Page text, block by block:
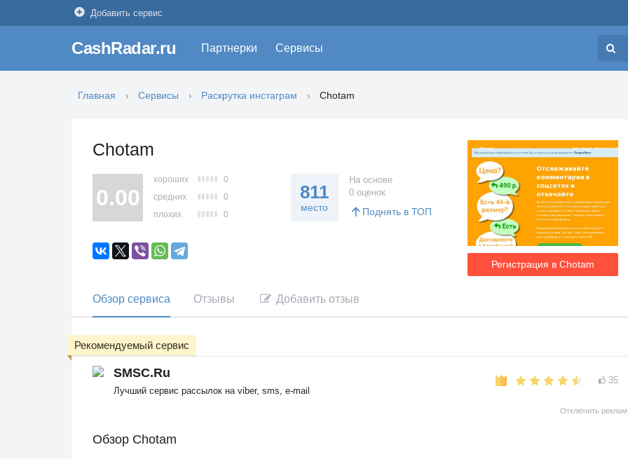
Добавить сервис
CashRadar.ru Партнерки Сервисы
Главная Сервисы Раскрутка инстаграм Chotam
Chotam
Регистрация в Chotam
0.00
хороших
0
средних
0
плохих
0
811
место
На основе
0 оценок
Поднять в ТОП
Обзор сервиса Отзывы Добавить отзыв
SMSC.Ru
Лучший сервис рассылок на viber, sms, e-mail
35
Рекомендуемый сервис
Отключить
Обзор Chotam